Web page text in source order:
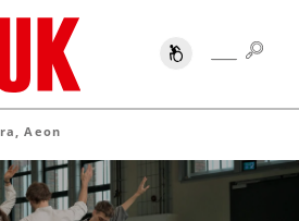
SUCHE
Aeon